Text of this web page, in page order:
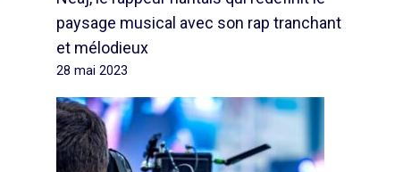
paysage musical avec son rap tranchant
et mélodieux
28 mai 2023